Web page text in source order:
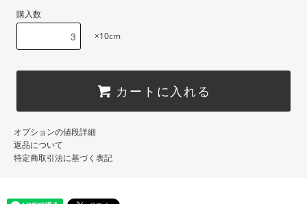
購入数
×10cm
カートに入れる
オプションの値段詳細
返品について
特定商取引法に基づく表記